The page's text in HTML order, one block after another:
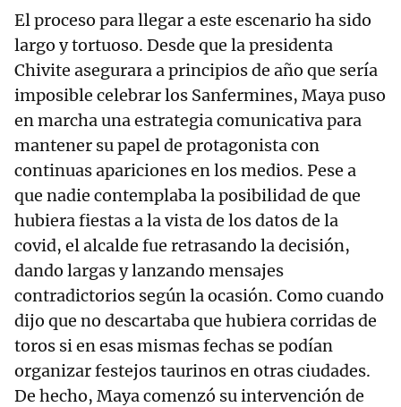
El proceso para llegar a este escenario ha sido
largo y tortuoso. Desde que la presidenta
Chivite asegurara a principios de año que sería
imposible celebrar los Sanfermines, Maya puso
en marcha una estrategia comunicativa para
mantener su papel de protagonista con
continuas apariciones en los medios. Pese a
que nadie contemplaba la posibilidad de que
hubiera fiestas a la vista de los datos de la
covid, el alcalde fue retrasando la decisión,
dando largas y lanzando mensajes
contradictorios según la ocasión. Como cuando
dijo que no descartaba que hubiera corridas de
toros si en esas mismas fechas se podían
organizar festejos taurinos en otras ciudades.
De hecho, Maya comenzó su intervención de